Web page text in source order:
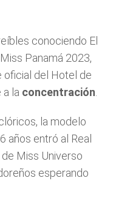
conociendo El
Panamá 2023,
oficial del Hotel de
a la concentración
la modelo
años entró al Real
Miss Universo
esperando